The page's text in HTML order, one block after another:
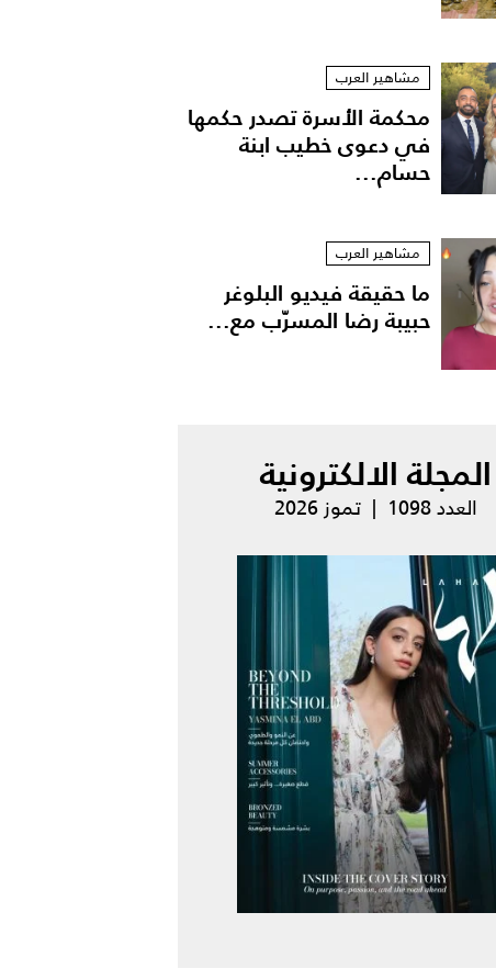
مشاهير العرب
محكمة الأسرة تصدر حكمها
في دعوى خطيب ابنة
حسام...
مشاهير العرب
ما حقيقة فيديو البلوغر
حبيبة رضا المسرّب مع...
المجلة الالكترونية
العدد 1098 | تموز 2026